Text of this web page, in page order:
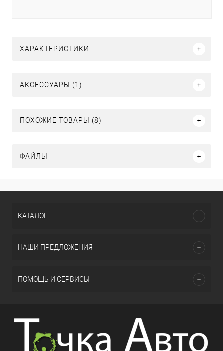
ХАРАКТЕРИСТИКИ
АКСЕССУАРЫ (1)
ПОХОЖИЕ ТОВАРЫ (8)
ФАЙЛЫ
КАТАЛОГ
НАШИ ПРЕДЛОЖЕНИЯ
ПОМОЩЬ И СЕРВИСЫ